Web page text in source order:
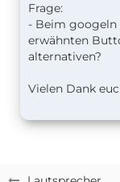
Frage:
- Beim googeln
erwähnten
alternativen?
Vielen Dank